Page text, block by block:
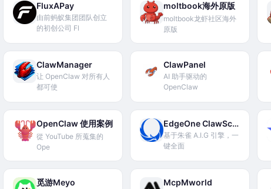
FluxAPay
由前蚂蚁集团团队创立
的初创公司 Fl
moltbook海外原版
moltbook龙虾社区海外
原版
ClawManager
让 OpenClaw 对所有人
都可使
ClawPanel
AI 助手驱动的
OpenClaw
OpenClaw 使用案例
從 YouTube 所蒐集的
Ope
EdgeOne ClawScan
基于朱雀 A.I.G 引擎，一
键全面
觅游Meyo McpMworld